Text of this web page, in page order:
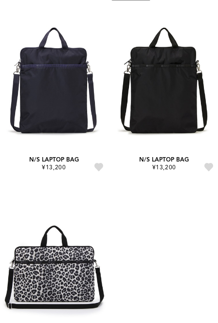
N/S LAPTOP BAG
¥13,200
N/S LAPTOP BAG
¥13,200